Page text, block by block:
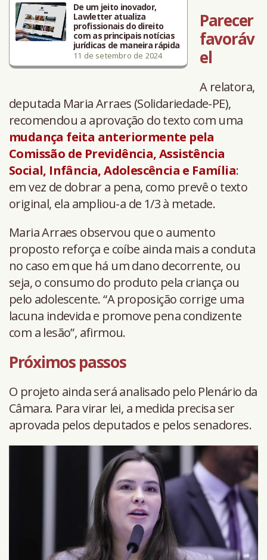
De um jeito inovador,
Lawletter atualiza
profissionais do direito
com as principais notícias
jurídicas de maneira rápida
11 de setembro de 2024
Parecer
favoráv
el
A relatora,
deputada Maria Arraes (Solidariedade-PE),
recomendou a aprovação do texto com uma
mudança feita anteriormente pela
Comissão de Previdência, Assistência
Social, Infância, Adolescência e Família:
em vez de dobrar a pena, como prevê o texto
original, ela ampliou-a de 1/3 à metade.
Maria Arraes observou que o aumento
proposto reforça e coíbe ainda mais a conduta
no caso em que há um dano decorrente, ou
seja, o consumo do produto pela criança ou
pelo adolescente. “A proposição corrige uma
lacuna indevida e promove pena condizente
com a lesão”, afirmou.
Próximos passos
O projeto ainda será analisado pelo Plenário da
Câmara. Para virar lei, a medida precisa ser
aprovada pelos deputados e pelos senadores.